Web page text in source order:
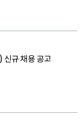
신규 채용 공고